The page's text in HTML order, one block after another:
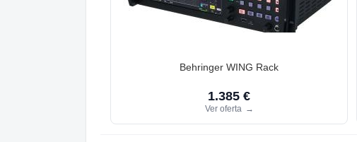
Behringer WING Rack
1.385 €
Ver oferta →